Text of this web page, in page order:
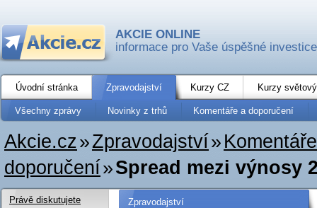
AKCIE ONLINE
informace pro Vaše úspěšné investice
Úvodní stránka Zpravodajství Kurzy CZ Kurzy
Všechny zprávy Novinky z trhů Komentáře a doporučení
Akcie.cz»Zpravodajství»
doporučení»Spread mezi výnosy
Zpravodajství
Právě diskutujete